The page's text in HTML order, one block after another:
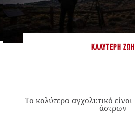
ΚΑΛΎΤΕΡΗ ΖΩΉ
Το καλύτερο αγχολυτικό
άστρων